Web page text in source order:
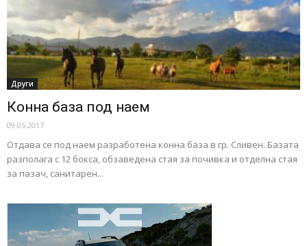
Други
Конна база под наем
09.05.2017
Отдава се под наем разработена конна база в гр. Сливен. Базата
разполaга с 12 бокса, обзаведена стая за почивка и отделна стая
за пазач, санитарен...